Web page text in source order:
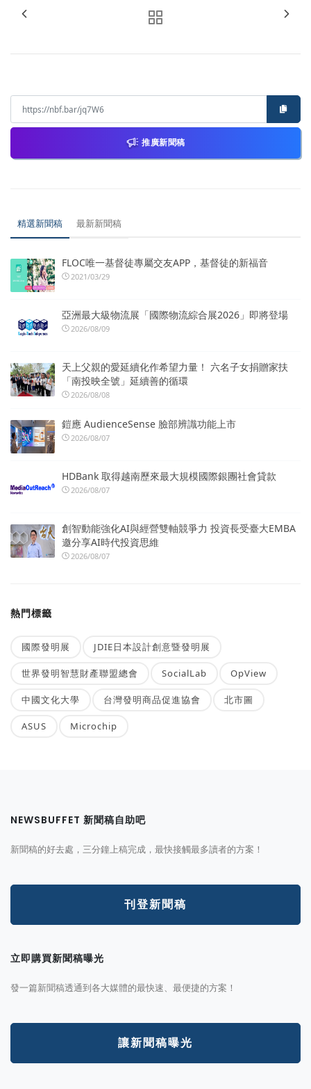
推廣新聞稿
精選新聞稿 最新新聞稿
FLOC唯一基督徒專屬交友APP，基督徒的新福音
2021/03/29
亞洲最大級物流展「國際物流綜合展2026」即將登場
2026/08/09
天上父親的愛延續化作希望力量！ 六名子女捐贈家扶
「南投映全號」延續善的循環
2026/08/08
鎧應 AudienceSense 臉部辨識功能上市
2026/08/07
HDBank 取得越南歷來最大規模國際銀團社會貸款
2026/08/07
創智動能強化AI與經營雙軸競爭力 投資長受臺大EMBA
邀分享AI時代投資思維
2026/08/07
熱門標籤
國際發明展 JDIE日本設計創意暨發明展
世界發明智慧財產聯盟總會 SocialLab OpView
中國文化大學 台灣發明商品促進協會 北市圖
ASUS Microchip
NEWSBUFFET 新聞稿自助吧
新聞稿的好去處，三分鐘上稿完成，最快接觸最多讀者的方案！
刊登新聞稿
立即購買新聞稿曝光
發一篇新聞稿透通到各大媒體的最快速、最便捷的方案！
讓新聞稿曝光